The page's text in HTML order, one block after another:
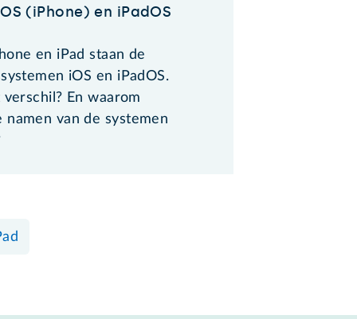
(iPhone) en iPadOS
en iPad staan de
iOS en iPadOS.
En waarom
namen van de systemen